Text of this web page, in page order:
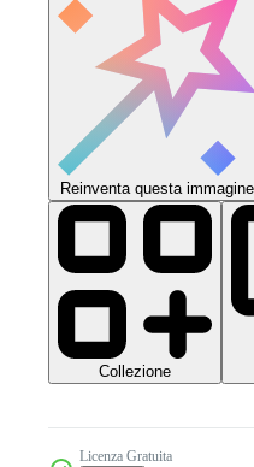
Reinventa questa immagine
Collezione
Licenza Gratuita